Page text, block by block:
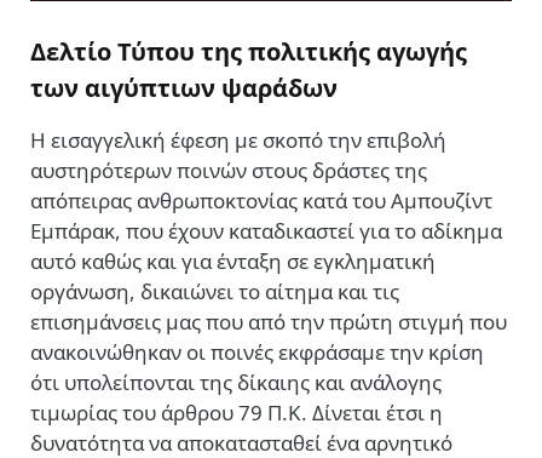
ΔελτίοΤύπου της πολιτικής αγωγής
των αιγύπτιων ψαράδων
Η εισαγγελική έφεση με σκοπό την επιβολή
αυστηρότερων ποινών στους δράστες της
απόπειρας ανθρωποκτονίας κατά του Αμπουζίντ
Εμπάρακ, που έχουν καταδικαστεί για το αδίκημα
αυτό καθώς και για ένταξη σε εγκληματική
οργάνωση, δικαιώνει το αίτημα και τις
επισημάνσεις μας που από την πρώτη στιγμή που
ανακοινώθηκαν οι ποινές εκφράσαμε την κρίση
ότι υπολείπονται της δίκαιης και ανάλογης
τιμωρίας του άρθρου 79 Π.Κ. Δίνεται έτσι η
δυνατότητα να αποκατασταθεί ένα αρνητικό